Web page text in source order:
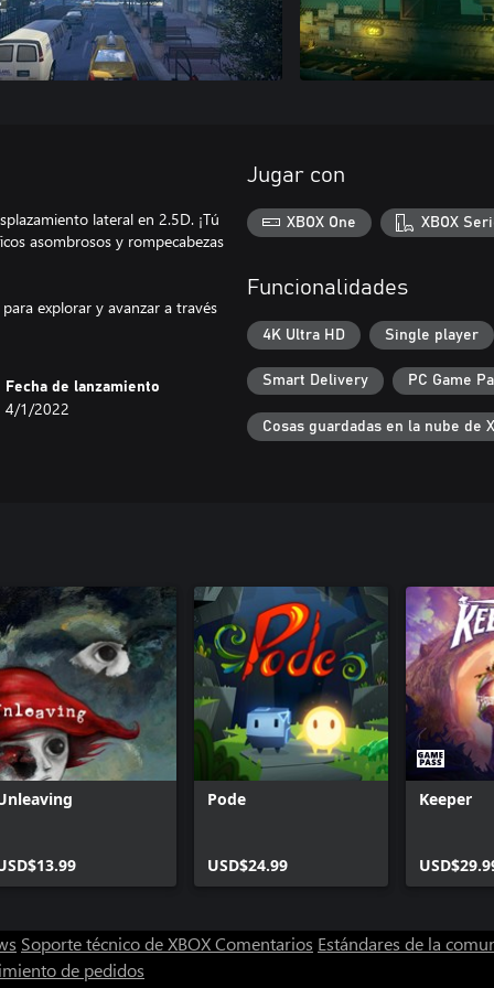
lateral en 2.5D. ¡Tú
asombrosos y rompecabezas
explorar y avanzar a través
Fecha de lanzamiento
4/1/2022
Jugar con
XBOX One XBOX
Funcionalidades
4K Ultra HD Single player
Smart Delivery PC Game
Cosas guardadas en la nube de
Pode
USD$24.99
Keeper
Soporte técnico de XBOXComentarios Estándares de la
de pedidos